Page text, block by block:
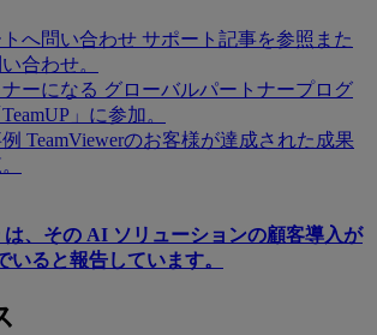
へ問い合わせ サポート記事を参照また
合わせ。
ーになる グローバルパートナープログ
」に参加。
TeamViewerのお客様が達成された成果
は、その AI ソリューションの顧客導入が
いると報告しています。